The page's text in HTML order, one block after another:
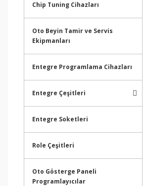
Chip Tuning Cihazları
Oto Beyin Tamir ve Servis
Ekipmanları
Entegre Programlama Cihazları
Entegre Çeşitleri
Entegre Soketleri
Role Çeşitleri
Oto Gösterge Paneli
Programlayıcılar